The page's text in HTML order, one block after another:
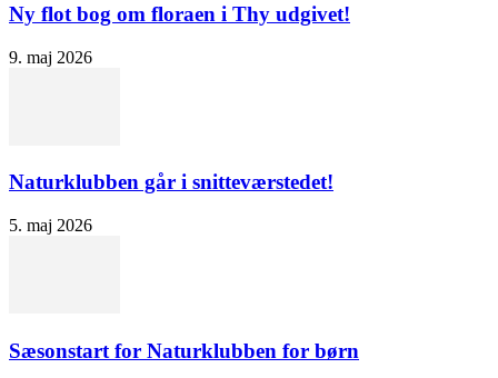
Ny flot bog om floraen i Thy udgivet!
9. maj 2026
Naturklubben går i snitteværstedet!
5. maj 2026
Sæsonstart for Naturklubben for børn